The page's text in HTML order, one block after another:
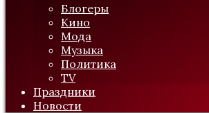
Блогеры
Кино
Мода
Музыка
Политика
TV
Праздники
Новости